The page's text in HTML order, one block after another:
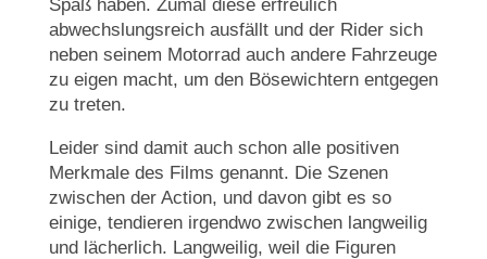
Spaß haben. Zumal diese erfreulich
abwechslungsreich ausfällt und der Rider sich
neben seinem Motorrad auch andere Fahrzeuge
zu eigen macht, um den Bösewichtern entgegen
zu treten.
Leider sind damit auch schon alle positiven
Merkmale des Films genannt. Die Szenen
zwischen der Action, und davon gibt es so
einige, tendieren irgendwo zwischen langweilig
und lächerlich. Langweilig, weil die Figuren